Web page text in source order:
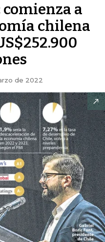
a
chilena
de 2022